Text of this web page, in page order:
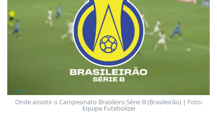
Onde assistir o Campeonato Brasileiro Série B (Brasileirão) | Foto:
Equipe Futebolizei